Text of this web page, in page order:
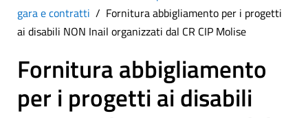
gara e contratti
Fornitura abbigliamento per i progetti
ai disabili NON Inail organizzati dal CR CIP Molise
Fornitura abbigliamento
per i progetti ai disabili